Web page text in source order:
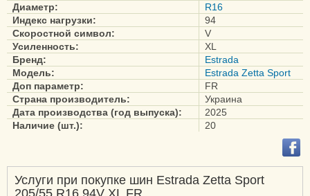
Диаметр:
R16
Индекс нагрузки:
94
Скоростной символ:
V
Усиленность:
XL
Бренд:
Estrada
Модель:
Estrada Zetta Sport
Доп параметр:
FR
Страна производитель:
Украина
Дата производства (год выпуска):
2025
Наличие (шт.):
20
Услуги при покупке шин Estrada Zetta Sport
205/55 R16 94V XL FR